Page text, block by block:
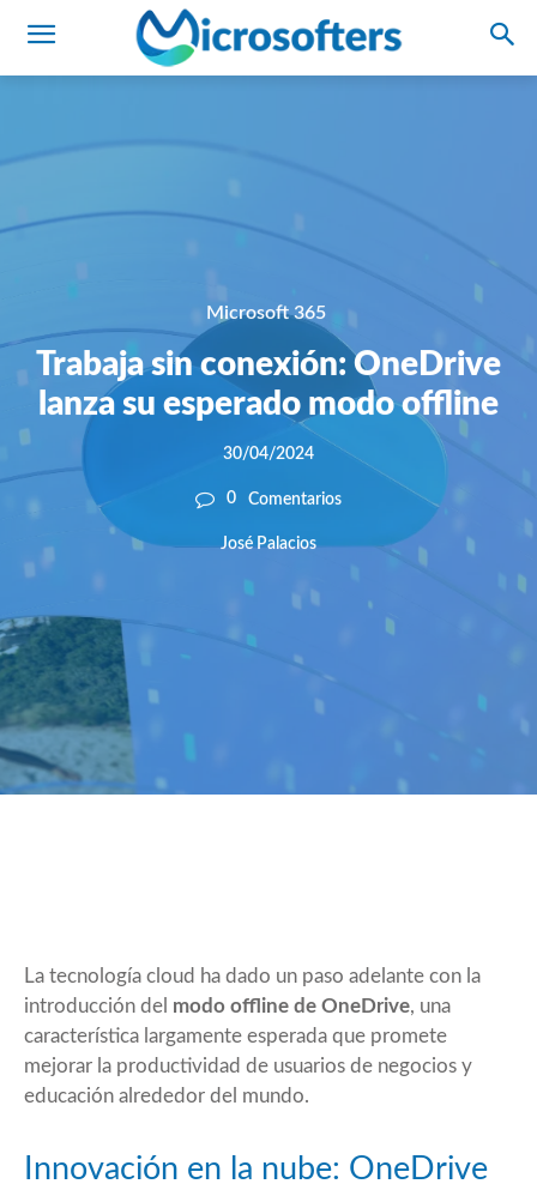
Microsoft 365
Trabaja sin conexión: OneDrive
lanza su esperado modo offline
30/04/2024
0 Comentarios
José Palacios
La tecnología cloud ha dado un paso adelante con la
introducción del modo offline de OneDrive, una
característica largamente esperada que promete
mejorar la productividad de usuarios de negocios y
educación alrededor del mundo.
Innovación en la nube: OneDrive